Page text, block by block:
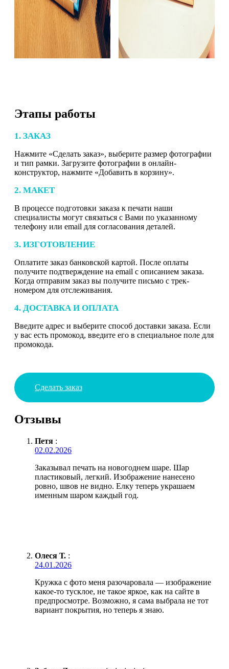
Этапы работы
1. ЗАКАЗ
Нажмите «Сделать заказ», выберите размер фотографии
и тип рамки. Загрузите фотографии в онлайн-
конструктор, нажмите «Добавить в корзину».
2. МАКЕТ
В процессе подготовки заказа к печати наши
специалисты могут связаться с Вами по указанному
телефону или email для согласования деталей.
3. ИЗГОТОВЛЕНИЕ
Оплатите заказ банковской картой. После оплаты
получите подтверждение на email с описанием заказа.
Когда отправим заказ вы получите письмо с трек-
номером для отслеживания.
4. ДОСТАВКА И ОПЛАТА
Введите адрес и выберите способ доставки заказа. Если
у вас есть промокод, введите его в специальное поле для
промокода.
Сделать заказ
Отзывы
Петя :
02.02.2026
Заказывал печать на новогоднем шаре. Шар
пластиковый, легкий. Изображение нанесено
ровно, швов не видно. Елку теперь украшаем
именным шаром каждый год.
Олеся Т. :
24.01.2026
Кружка с фото меня разочаровала — изображение
какое-то тусклое, не такое яркое, как на сайте в
предпросмотре. Возможно, я сама выбрала не тот
вариант покрытия, но теперь я знаю.